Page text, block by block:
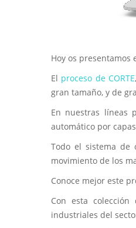
Hoy os presentamos
El proceso de CORTE
gran tamaño, y de
En nuestras líneas
automático por
Todo el sistema de
movimiento de los
Conoce mejor este
Con esta
industriales del